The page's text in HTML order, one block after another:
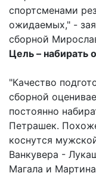
спортсменами
ожидаемых," -
сборной
Цель – набирать
"Качество
сборной
постоянно
Петрашек.
коснутся
Ванкувера -
Магала и